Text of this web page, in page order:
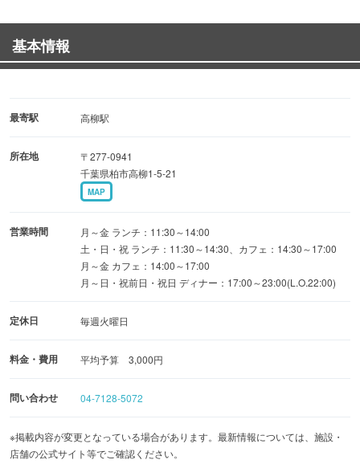
落ち着きあるモダンテイストな居心地の良い空間☆
【珍しいアルコールも】
日本酒好きの方にも嬉しい獺祭もございます。
基本情報
最寄駅 高柳駅
所在地
〒277-0941
千葉県柏市高柳1-5-21
MAP
営業時間
月～金 ランチ：11:30～14:00
土・日・祝 ランチ：11:30～14:30、カフェ：14:30～17:00
月～金 カフェ：14:00～17:00
月～日・祝前日・祝日 ディナー：17:00～23:00(L.O.22:00)
定休日 毎週火曜日
料金・費用 平均予算 3,000円
問い合わせ 04-7128-5072
※掲載内容が変更となっている場合があります。最新情報については、施設・
店舗の公式サイト等でご確認ください。